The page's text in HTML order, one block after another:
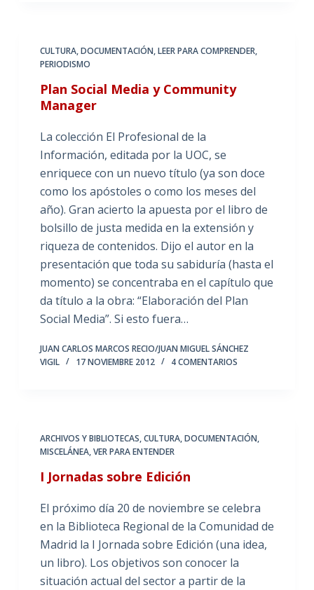
CULTURA,DOCUMENTACIÓN,LEER PARA COMPRENDER,
PERIODISMO
Plan Social Media y Community
Manager
La colección El Profesional de la
Información, editada por la UOC, se
enriquece con un nuevo título (ya son doce
como los apóstoles o como los meses del
año). Gran acierto la apuesta por el libro de
bolsillo de justa medida en la extensión y
riqueza de contenidos. Dijo el autor en la
presentación que toda su sabiduría (hasta el
momento) se concentraba en el capítulo que
da título a la obra: “Elaboración del Plan
Social Media”. Si esto fuera…
JUAN CARLOS MARCOS RECIO/JUAN MIGUEL SÁNCHEZ
VIGIL
17 NOVIEMBRE 2012 4 COMENTARIOS
ARCHIVOS Y BIBLIOTECAS,CULTURA,DOCUMENTACIÓN,
MISCELÁNEA,VER PARA ENTENDER
I Jornadas sobre Edición
El próximo día 20 de noviembre se celebra
en la Biblioteca Regional de la Comunidad de
Madrid la I Jornada sobre Edición (una idea,
un libro). Los objetivos son conocer la
situación actual del sector a partir de la